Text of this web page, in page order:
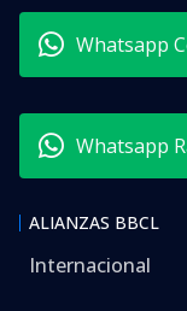
Whatsapp
Whatsapp
ALIANZAS BBCL
Internacional